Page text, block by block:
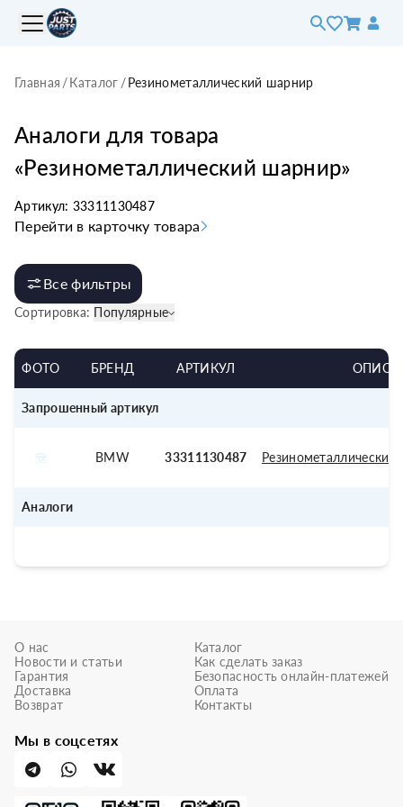
Главная /Каталог /Резинометаллический шарнир
Аналоги для товара
«Резинометаллический шарнир»
Артикул: 33311130487
Перейти в карточку товара
Все фильтры
Сортировка: Популярные
ФОТО БРЕНД АРТИКУЛ
Запрошенный артикул
BMW 33311130487
Аналоги
О нас
Новости и статьи
Гарантия
Доставка
Возврат
Каталог
Как сделать заказ
Безопасность онлайн-платежей
Оплата
Контакты
Мы в соцсетях